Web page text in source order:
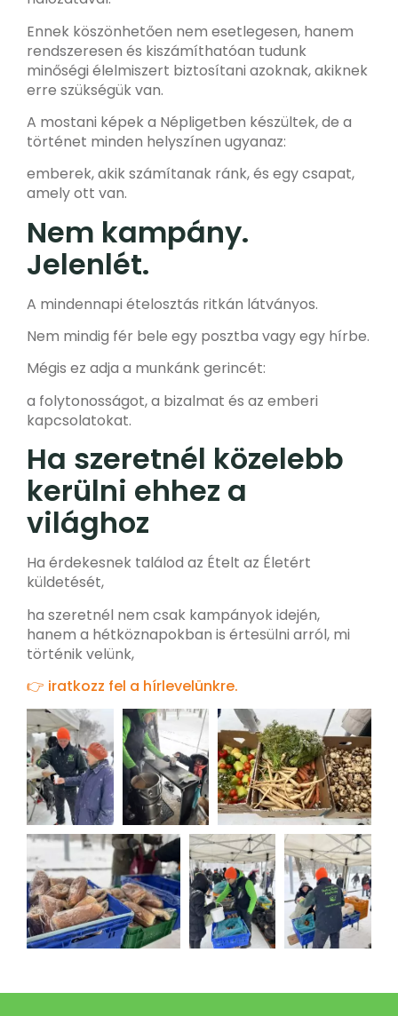
Ennek köszönhetően nem esetlegesen, hanem
rendszeresen és kiszámíthatóan tudunk
minőségi élelmiszert biztosítani azoknak, akiknek
erre szükségük van.
A mostani képek a Népligetben készültek, de a
történet minden helyszínen ugyanaz:
emberek, akik számítanak ránk, és egy csapat,
amely ott van.
Nem kampány.
Jelenlét.
A mindennapi ételosztás ritkán látványos.
Nem mindig fér bele egy posztba vagy egy hírbe.
Mégis ez adja a munkánk gerincét:
a folytonosságot, a bizalmat és az emberi
kapcsolatokat.
Ha szeretnél közelebb
kerülni ehhez a
világhoz
Ha érdekesnek találod az Ételt az Életért
küldetését,
ha szeretnél nem csak kampányok idején,
hanem a hétköznapokban is értesülni arról, mi
történik velünk,
👉 iratkozz fel a hírlevelünkre.